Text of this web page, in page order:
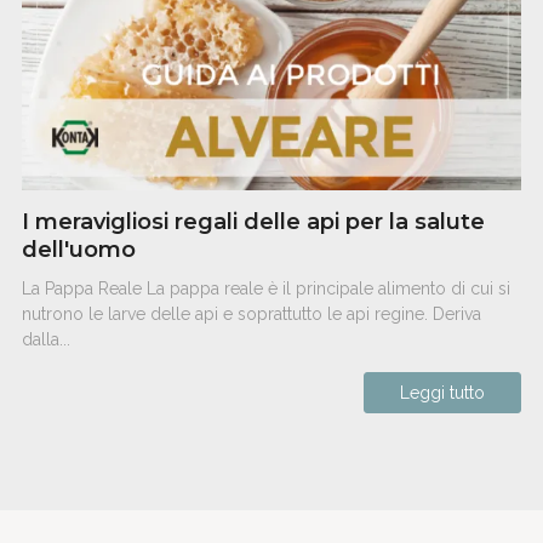
I meravigliosi regali delle api per la salute
dell'uomo
La Pappa Reale La pappa reale è il principale alimento di cui si
nutrono le larve delle api e soprattutto le api regine. Deriva
dalla...
Leggi tutto